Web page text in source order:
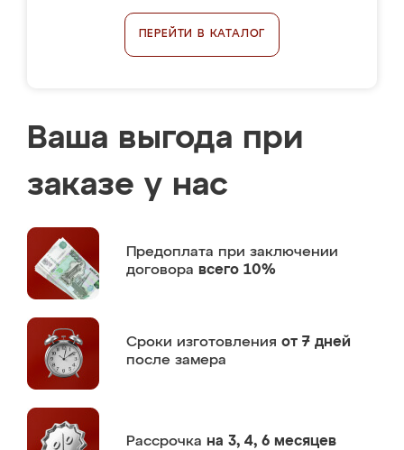
ПЕРЕЙТИ В КАТАЛОГ
Ваша выгода при
заказе у нас
Предоплата при заключении
договора всего 10%
Сроки изготовления от 7 дней
после замера
Рассрочка на 3, 4, 6 месяцев